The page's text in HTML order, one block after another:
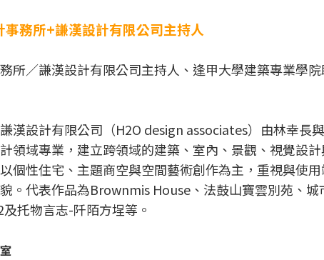
務所+謙漢設計有限公司主持人
所／謙漢設計有限公司主持人、逢甲大學建築專業學
漢設計有限公司（H2O design associates）由林幸長
領域專業，建立跨領域的建築、室內、景觀、視覺設
個性住宅、主題商空與空間藝術創作為主，重視與使
。代表作品為Brownmis House、法鼓山寶雲別苑、城
托物言志-阡陌方埕等。